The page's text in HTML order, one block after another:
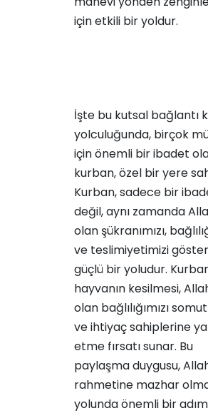
için etkili bir yoldur.
İşte bu kutsal bağlantı
yolculuğunda, birçok
için önemli bir ibadet
kurban, özel bir yere
Kurban, sadece bir
değil, aynı zamanda
olan şükranımızı,
ve teslimiyetimizi
güçlü bir yoludur.
hayvanın kesilmesi,
olan bağlılığımızı
ve ihtiyaç sahiplerine
etme fırsatı sunar. Bu
paylaşma duygusu,
rahmetine mazhar
yolunda önemli bir